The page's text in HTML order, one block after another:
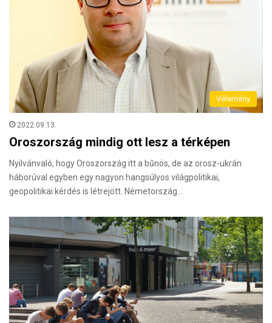
Vélemény
2022.09.13.
Oroszország mindig ott lesz a térképen
Nyilvánvaló, hogy Oroszország itt a bűnös, de az orosz-ukrán
háborúval egyben egy nagyon hangsúlyos világpolitikai,
geopolitikai kérdés is létrejött. Németország…